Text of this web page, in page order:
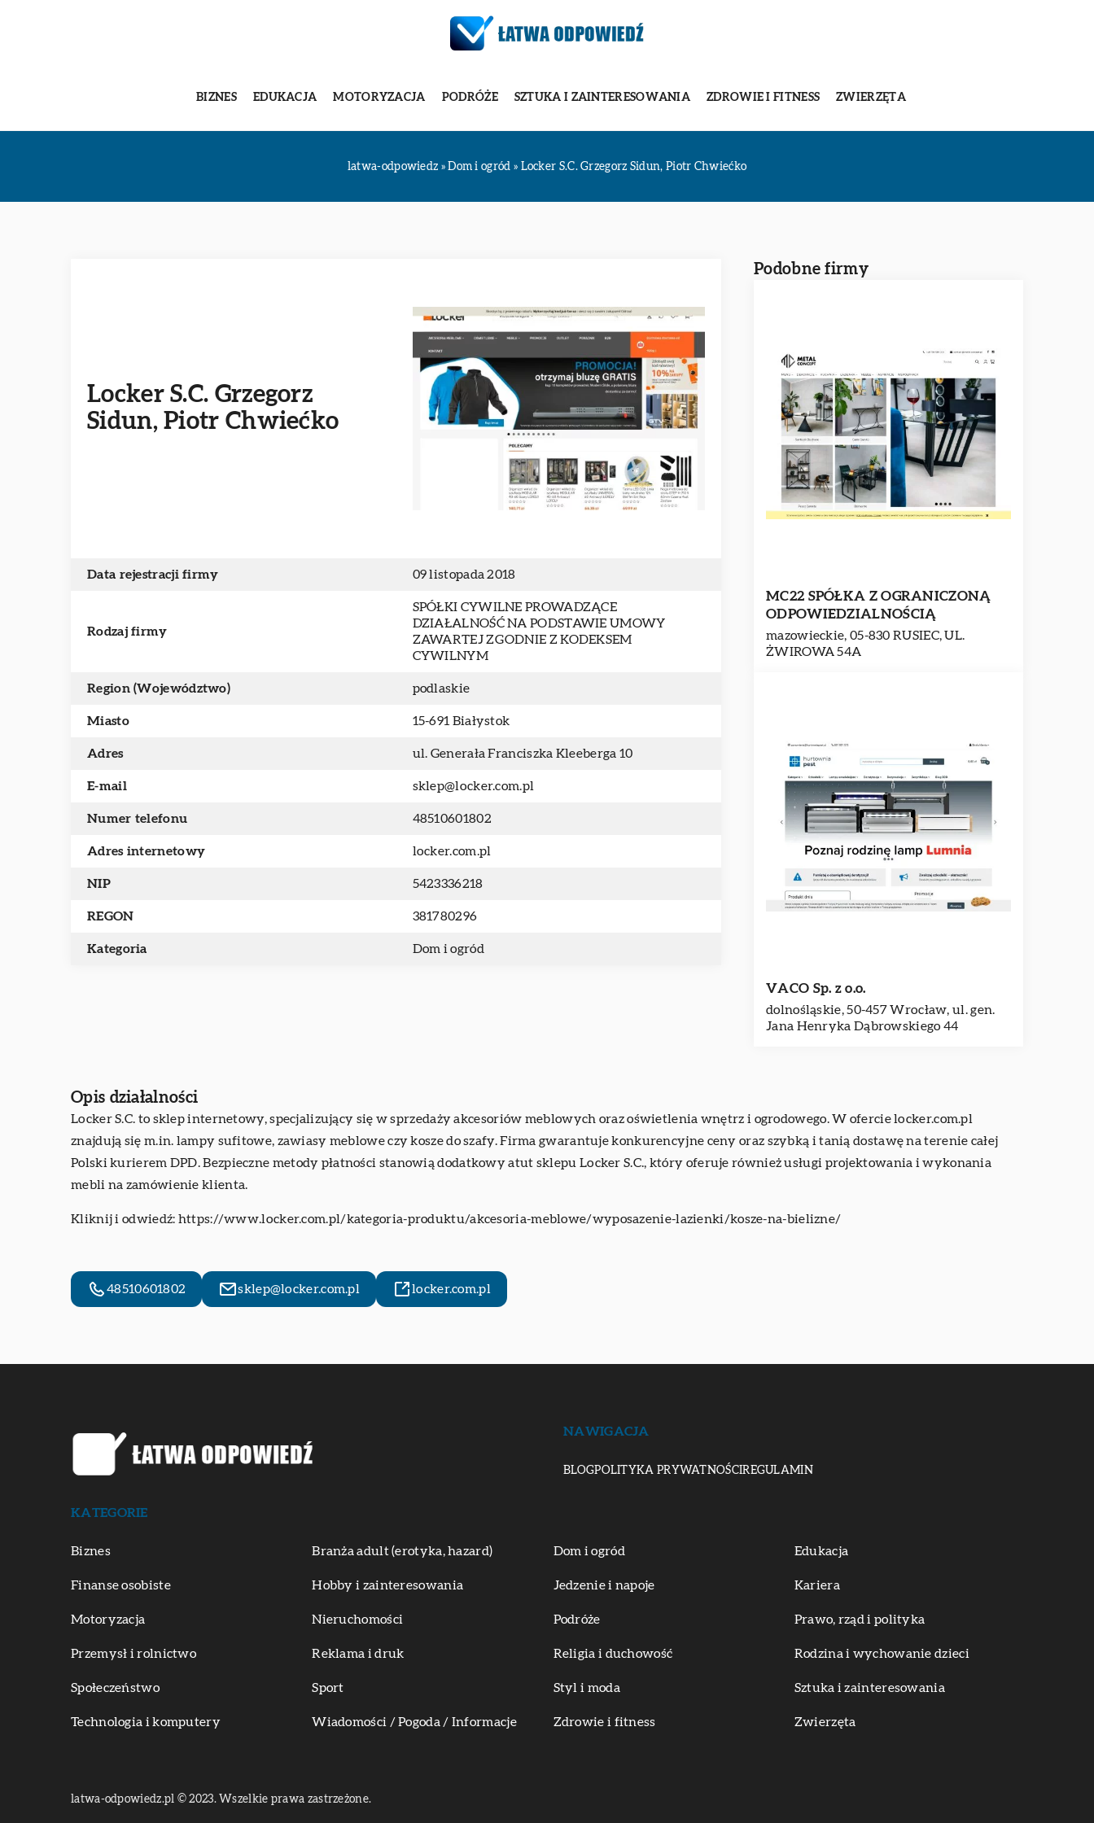
BIZNES EDUKACJA MOTORYZACJA PODRÓŻE SZTUKA I ZAINTERESOWANIA ZDROWIE I FITNESS ZWIERZĘTA
latwa-odpowiedz »Dom i ogród » Locker S.C. Grzegorz Sidun, Piotr Chwiećko
Locker S.C. Grzegorz
Sidun, Piotr Chwiećko
Data rejestracji firmy 09 listopada 2018
Rodzaj firmy
SPÓŁKI CYWILNE PROWADZĄCE
DZIAŁALNOŚĆ NA PODSTAWIE UMOWY
ZAWARTEJ ZGODNIE Z KODEKSEM
CYWILNYM
Region (Województwo) podlaskie
Miasto 15-691 Białystok
Adres ul. Generała Franciszka Kleeberga 10
E-mail sklep@locker.com.pl
Numer telefonu 48510601802
Adres internetowy locker.com.pl
NIP 5423336218
REGON 381780296
Kategoria Dom i ogród
Podobne firmy
MC22 SPÓŁKA Z OGRANICZONĄ
ODPOWIEDZIALNOŚCIĄ
mazowieckie, 05-830 RUSIEC, UL.
ŻWIROWA 54A
VACO Sp. z o.o.
dolnośląskie, 50-457 Wrocław, ul. gen.
Jana Henryka Dąbrowskiego 44
Opis działalności
Locker S.C. to sklep internetowy, specjalizujący się w sprzedaży akcesoriów meblowych oraz oświetlenia wnętrz i ogrodowego. W ofercie locker.com.pl
znajdują się m.in. lampy sufitowe, zawiasy meblowe czy kosze do szafy. Firma gwarantuje konkurencyjne ceny oraz szybką i tanią dostawę na terenie całej
Polski kurierem DPD. Bezpieczne metody płatności stanowią dodatkowy atut sklepu Locker S.C., który oferuje również usługi projektowania i wykonania
mebli na zamówienie klienta.
Kliknij i odwiedź: https://www.locker.com.pl/kategoria-produktu/akcesoria-meblowe/wyposazenie-lazienki/kosze-na-bielizne/
48510601802 sklep@locker.com.pl locker.com.pl
NAWIGACJA
BLOGPOLITYKA PRYWATNOŚCIREGULAMIN
KATEGORIE
Biznes Branża adult (erotyka, hazard) Dom i ogród Edukacja
Finanse osobiste Hobby i zainteresowania Jedzenie i napoje Kariera
Motoryzacja Nieruchomości Podróże Prawo, rząd i polityka
Przemysł i rolnictwo Reklama i druk Religia i duchowość Rodzina i wychowanie dzieci
Społeczeństwo Sport Styl i moda Sztuka i zainteresowania
Technologia i komputery Wiadomości / Pogoda / Informacje Zdrowie i fitness Zwierzęta
latwa-odpowiedz.pl © 2023. Wszelkie prawa zastrzeżone.